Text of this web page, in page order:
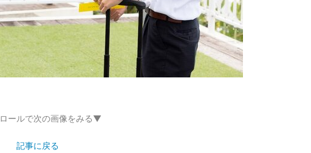
ールで次の画像をみる▼
記事に戻る